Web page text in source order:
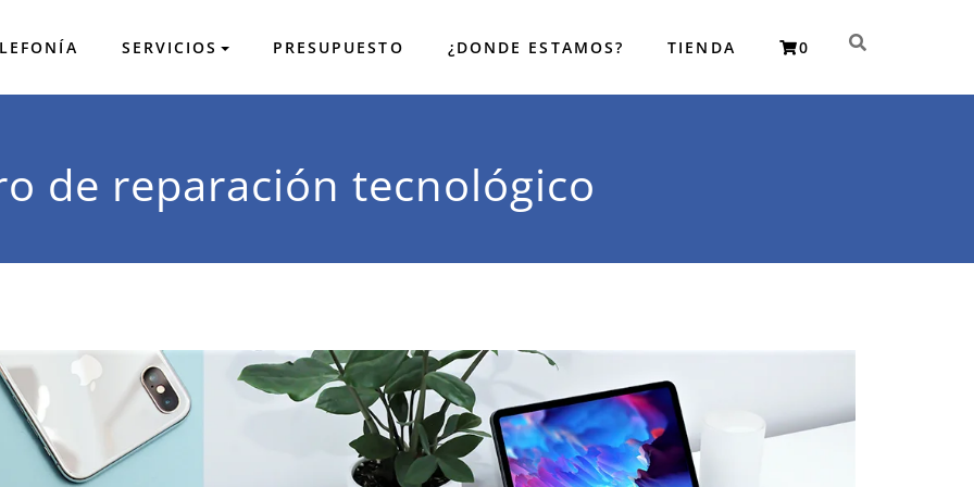
SERVICIOS PRESUPUESTO ¿DONDE ESTAMOS? TIENDA 0
de reparación tecnológico